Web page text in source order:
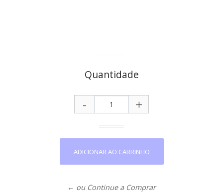
Quantidade
+
-
← ou Continue a Comprar